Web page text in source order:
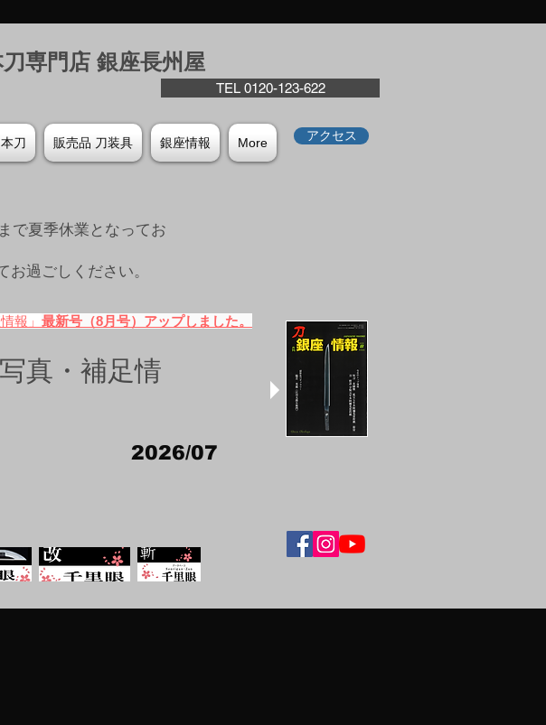
専門店 銀座⻑州屋
TEL 0120-123-622
刀 販売品 刀装具 銀座情報 More アクセス
で夏季休業となってお
過ごしください。
報」 最新号（8月号）アップしました。
真・補足情
2026/07